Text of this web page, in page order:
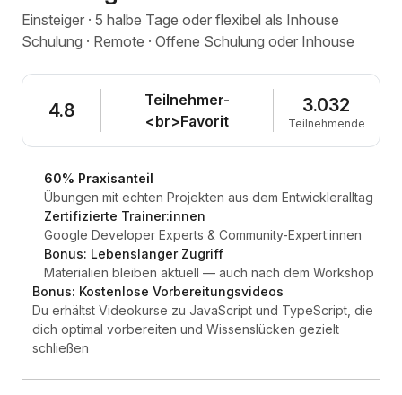
Einsteiger · 5 halbe Tage oder flexibel als Inhouse
Schulung · Remote · Offene Schulung oder Inhouse
4.8
Teilnehmer-
<br>Favorit
3.032
Teilnehmende
60% Praxisanteil
Übungen mit echten Projekten aus dem Entwickleralltag
Zertifizierte Trainer:innen
Google Developer Experts & Community-Expert:innen
Bonus: Lebenslanger Zugriff
Materialien bleiben aktuell — auch nach dem Workshop
Bonus: Kostenlose Vorbereitungsvideos
Du erhältst Videokurse zu JavaScript und TypeScript, die
dich optimal vorbereiten und Wissenslücken gezielt
schließen